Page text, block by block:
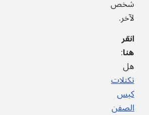
شخص
لآخر.
انقر
هنا:
هل
تكتلات
كيس
الصفن